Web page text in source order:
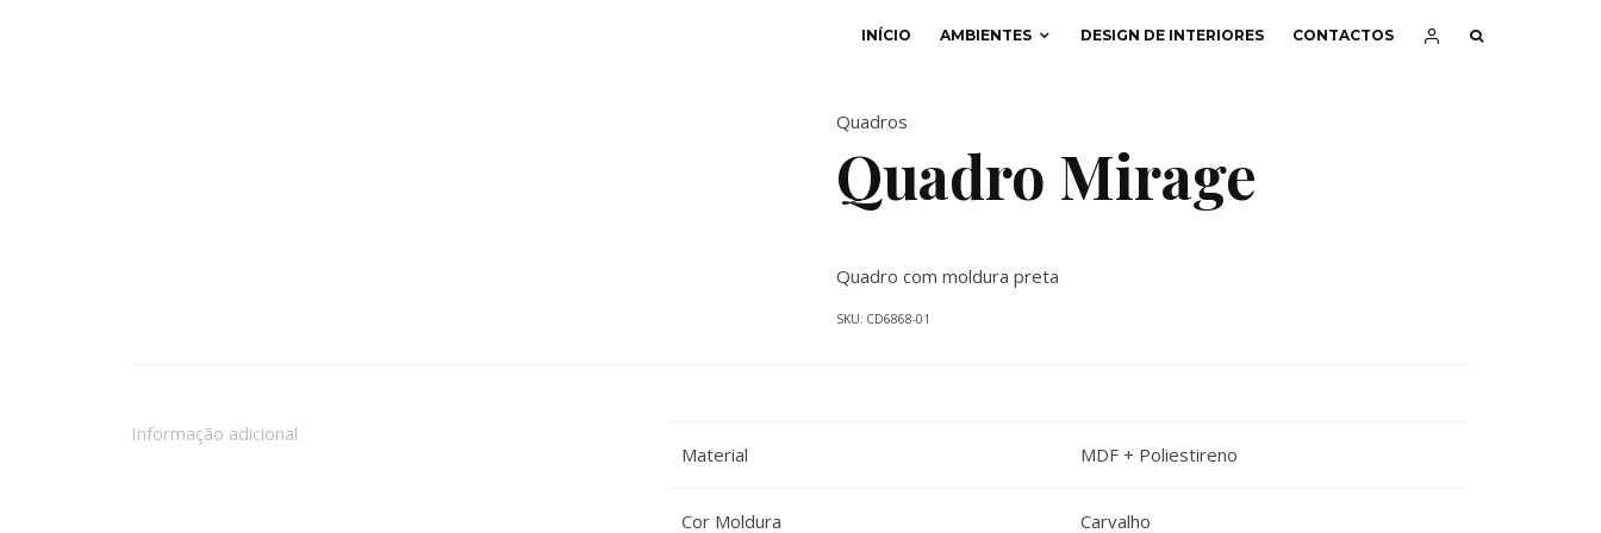
INÍCIO AMBIENTES DESIGN DE INTERIORES CONTACTOS
Quadros
Quadro Mirage
Quadro com moldura preta
SKU: CD6868-01
Informação adicional
Material
MDF + Poliestireno
Cor Moldura Carvalho